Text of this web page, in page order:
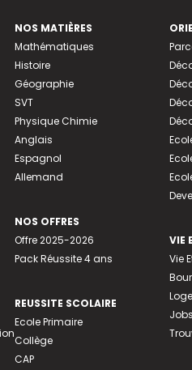
NOS MATIÈRES
Mathématiques
Histoire
Géographie
SVT
Physique Chimie
Anglais
Espagnol
Allemand
NOS OFFRES
Offre 2025-2026
Pack Réussite 4 ans
REUSSITE SCOLAIRE
Ecole Primaire
Collège
CAP
VIE
Vie